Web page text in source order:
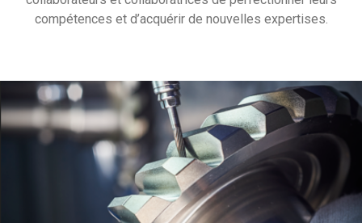
compétences et d’acquérir de nouvelles expertises.